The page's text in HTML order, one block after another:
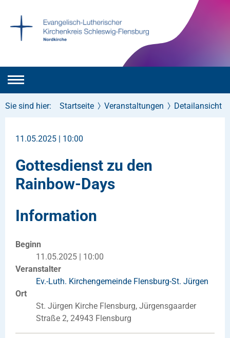
Sie sind hier: Startseite Veranstaltungen Detailansicht
11.05.2025 | 10:00
Gottesdienst zu den
Rainbow-Days
Information
Beginn
11.05.2025 | 10:00
Veranstalter
Ev.-Luth. Kirchengemeinde Flensburg-St. Jürgen
Ort
St. Jürgen Kirche Flensburg, Jürgensgaarder
Straße 2, 24943 Flensburg